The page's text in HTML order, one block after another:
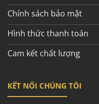
Chính sách bảo mật
Hình thức thanh toán
Cam kết chất lượng
KẾT NỐI CHÚNG TÔI